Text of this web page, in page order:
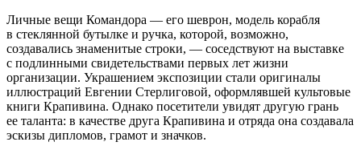
Личные вещи Командора — его шеврон, модель корабля
в стеклянной бутылке и ручка, которой, возможно,
создавались знаменитые строки, — соседствуют на выставке
с подлинными свидетельствами первых лет жизни
организации. Украшением экспозиции стали оригиналы
иллюстраций Евгении Стерлиговой, оформлявшей культовые
книги Крапивина. Однако посетители увидят другую грань
ее таланта: в качестве друга Крапивина и отряда она создавала
эскизы дипломов, грамот и значков.